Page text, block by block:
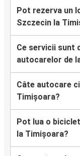
Pot rezerva un
Szczecin la
Ce servicii sunt
autocarelor de
Câte autocare
Timișoara?
Pot lua o
la Timișoara?